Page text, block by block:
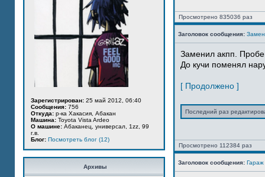
Зарегистрирован: 25 май 2012, 06:40
Сообщения: 756
Откуда: р-ка Хакасия, Абакан
Машина: Toyota Vista Ardeo
О машине: Абаканец, универсал, 1zz, 99
г.в.
Блог: Посмотреть блог (12)
Архивы
Просмотрено 835036 раз
Заголовок сообщения:
Заменил акпп.
До кучи поменял
[ Продолжено ]
Последний раз
Просмотрено 112384 раз
Заголовок сообщения: Гараж